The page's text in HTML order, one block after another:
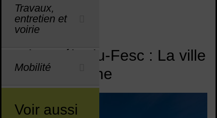
Travaux,
entretien et
voirie
Mobilité
Voir aussi
Sommaire
Sommaire
Saint-Gély-du-Fesc : La ville
à la campagne